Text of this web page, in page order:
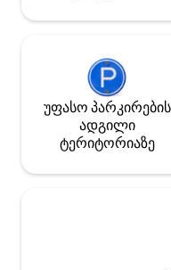
უფასო პარკირების
ადგილი
ტერიტორიაზე